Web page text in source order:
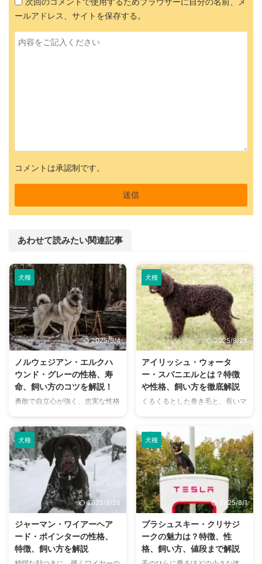
ールアドレス、サイトを保存する。
コメントは承認制です。
あわせて読みたい関連記事
犬種
2025/9/4
ノルウェジアン・エルクハ
ウンド・グレーの性格、寿
命、飼い方のコツを解説！
勇敢で自立心が強く、忠実な性格
ウンド・グレー。日本ではまだあ
まり馴染みのない犬種ですが、そ
の賢さや力強さから、熱心なファ
ンに愛されています。 しかし、
実際に飼うとなると、その特徴や
性格、どんな飼い方が適している
のか、しつけは難しいのかなど、
気になることがたくさんあります
ジアン・エルクハウンド・グレー
の歴史から、性格、特徴、飼い方
のコツ、かかりやすい病気まで、
犬種
2025/8/28
アイリッシュ・ウォータ
ー・スパニエルとは？特徴
や性格、飼い方を徹底解説
くるくるとした巻き毛と、長いマ
ニエル。 日本ではあまり見かけ
ない珍しい犬種のため、「どんな
犬なんだろう？」「飼うのは難し
い？」と疑問に思う方も多いので
はないでしょうか。 この記事で
は、アイリッシュ・ウォーター・
スパニエルのユニークな魅力や飼
い方のポイントを詳しく解説しま
す。この記事を読めば、この犬種
のことがもっとよくわかるはずで
す。 この記事の結論 アイリッシ
犬種
2025/8/26
ジャーマン・ワイアーヘア
ード・ポインターの性格、
特徴、飼い方を解説
犬種
2025/8/1
プラシュスキー・クリサジ
ークの魅力は？特徴、性
格、飼い方、値段まで解説